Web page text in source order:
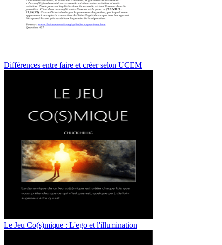
Différences entre faire et créer selon UCEM
Le Jeu Co(s)mique : L'ego et l'illumination